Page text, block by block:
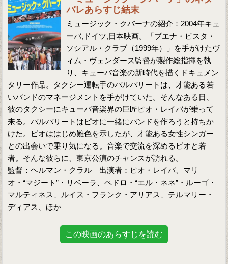
バレあらすじ結末
ミュージック・クバーナの紹介：2004年キュ
ーバ,ドイツ,日本映画。「ブエナ・ビスタ・
ソシアル・クラブ（1999年）」を手がけたヴ
ィム・ヴェンダース監督が製作総指揮を執
り、キューバ音楽の新時代を描くドキュメン
タリー作品。タクシー運転手のバルバリートは、才能ある若
いバンドのマネージメントを手がけていた。そんなある日、
彼のタクシーにキューバ音楽界の巨匠ピオ・レイバが乗って
来る。バルバリートはピオに一緒にバンドを作ろうと持ちか
けた。ピオははじめ難色を示したが、才能ある女性シンガー
との出会いで乗り気になる。音楽で交流を深めるピオと若
者。そんな彼らに、東京公演のチャンスが訪れる。
監督：ヘルマン・クラル 出演者：ピオ・レイバ、マリ
オ・“マジート”・リベーラ、ペドロ・“エル・ネネ”・ルーゴ・
マルティネス、ルイス・フランク・アリアス、テルマリー・
ディアス、ほか
この映画のあらすじを読む